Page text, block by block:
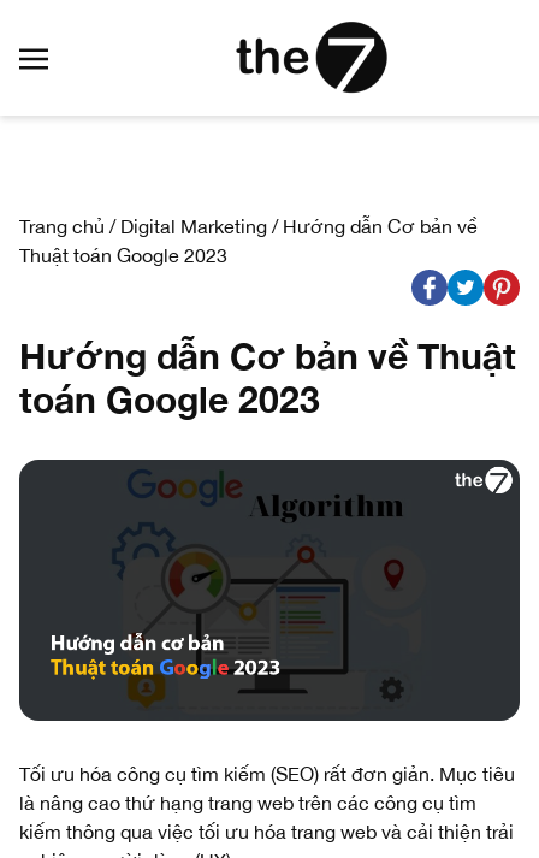
Trang chủ / Digital Marketing / Hướng dẫn Cơ bản về
Thuật toán Google 2023
Hướng dẫn Cơ bản về Thuật
toán Google 2023
Tối ưu hóa công cụ tìm kiếm (SEO) rất đơn giản. Mục tiêu
là nâng cao thứ hạng trang web trên các công cụ tìm
kiếm thông qua việc tối ưu hóa trang web và cải thiện trải